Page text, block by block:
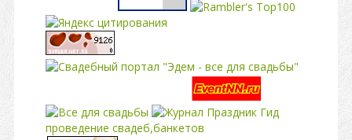
проведение свадеб,банкетов